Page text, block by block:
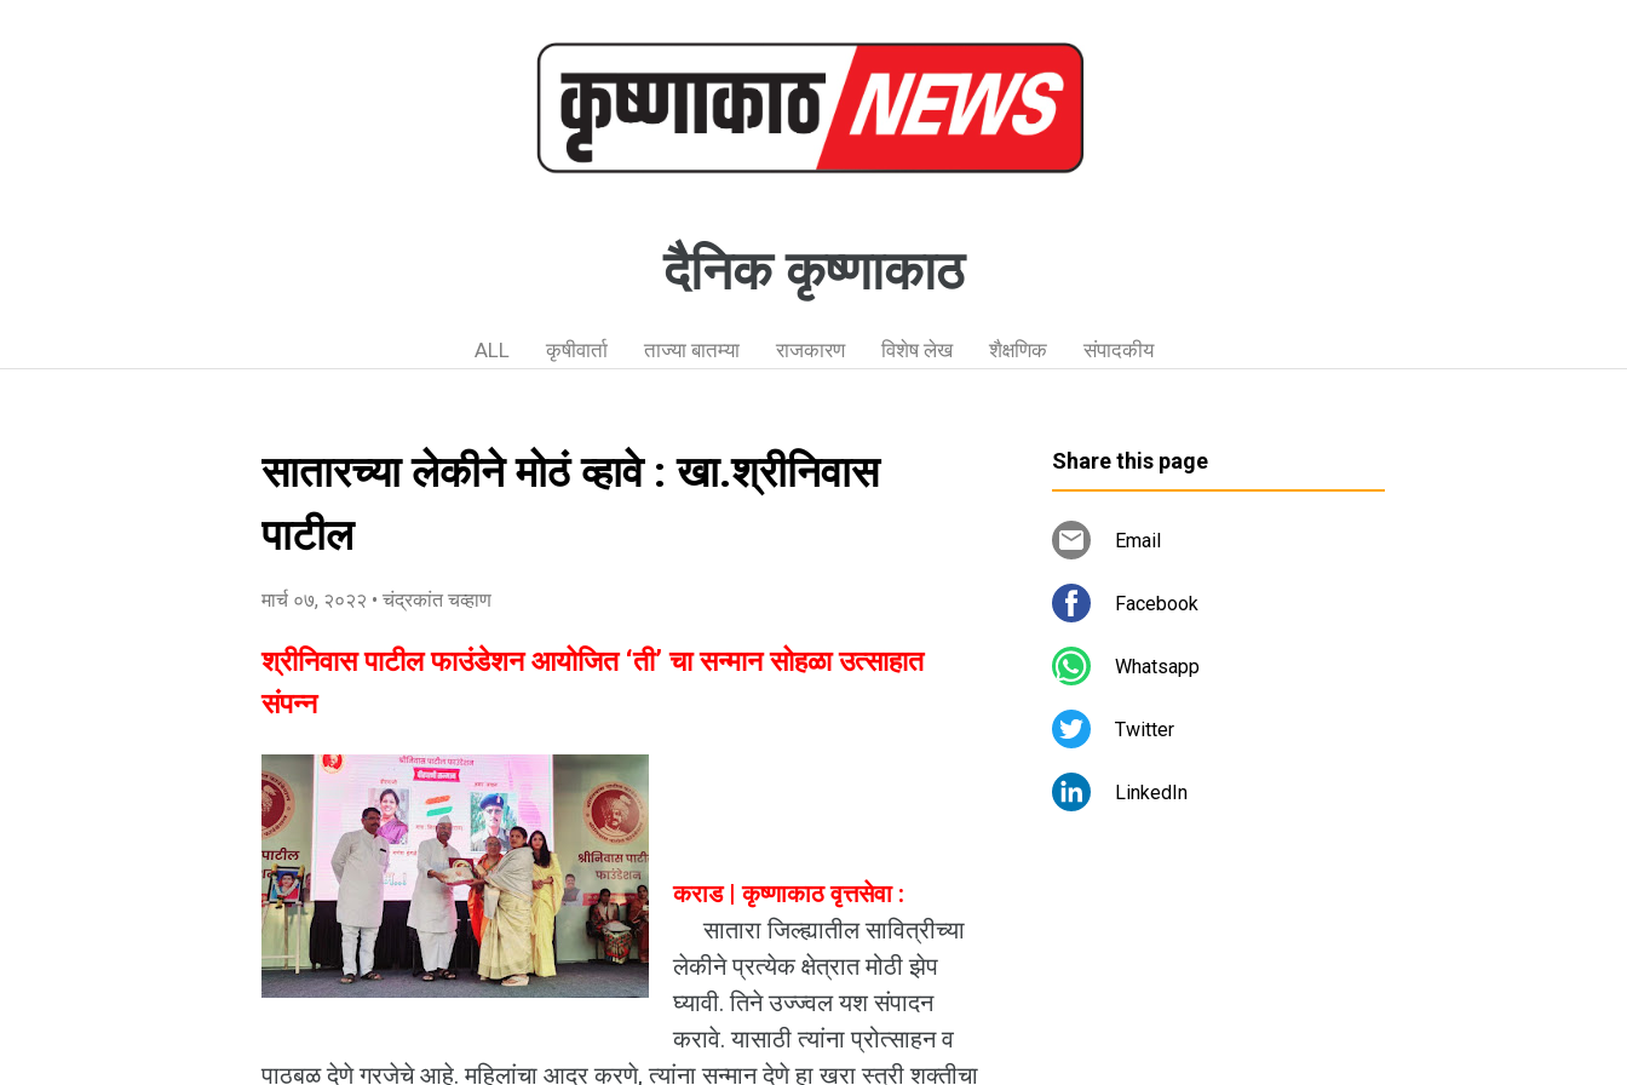
दैनिक कृष्णाकाठ
ALL कृषीवार्ता ताज्या बातम्या राजकारण विशेष लेख शैक्षणिक संपादकीय
सातारच्या लेकीने मोठं व्हावे : खा.श्रीनिवास
पाटील
मार्च ०७, २०२२ • चंद्रकांत चव्हाण
श्रीनिवास पाटील फाउंडेशन आयोजित ‘ती’ चा सन्मान सोहळा उत्साहात
संपन्न
कराड | कृष्णाकाठ वृत्तसेवा :
सातारा जिल्ह्यातील सावित्रीच्या
लेकीने प्रत्येक क्षेत्रात मोठी झेप
घ्यावी. तिने उज्ज्वल यश संपादन
करावे. यासाठी त्यांना प्रोत्साहन व
पाठबळ देणे गरजेचे आहे. महिलांचा आदर करणे, त्यांना सन्मान देणे हा खरा स्त्री शक्तीचा
Share this page
Email
Facebook
Whatsapp
Twitter
LinkedIn